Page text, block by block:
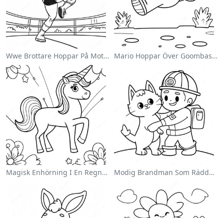
Wwe Brottare Hoppar På Motståndare Målarbild Mario Hoppar Över Goombas Målarbild
Magisk Enhörning I En Regnbåge Målarbild Modig Brandman Som Räddar En Katt Målarbild